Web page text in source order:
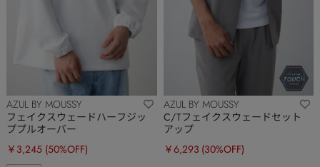
AZUL BY MOUSSY
フェイクスウェードハーフジッ
ププルオーバー
￥3,245 (50%OFF)
AZUL BY MOUSSY
C/Tフェイクスウェードセット
アップ
￥6,293 (30%OFF)